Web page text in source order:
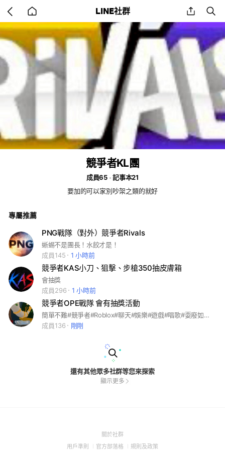
back
to
home
LINE社群 share
競爭者KL團
成員65
記事本21
要加的可以家別吵架之類的就好
專屬推薦
PNG戰隊（對外）競爭者Rivals
蜥蜴不是團長！水餃才是！
成員145
1 小時前
競爭者KAS小刀、狙擊、步槍350抽皮膚箱
會抽獎
成員296
1 小時前
競爭者OPE戰隊 會有抽獎活動
簡單不難#競爭者#Roblox#聊天#娛樂#遊戲#唱歌#耍廢如果你認為想玩時，卻沒人，來這裡就對了
成員136
剛剛
還有其他眾多社群等您來探索
顯示更多
關於社群(Open
用戶準則 (Open
官方部落格 (Open
規則及政策(Open